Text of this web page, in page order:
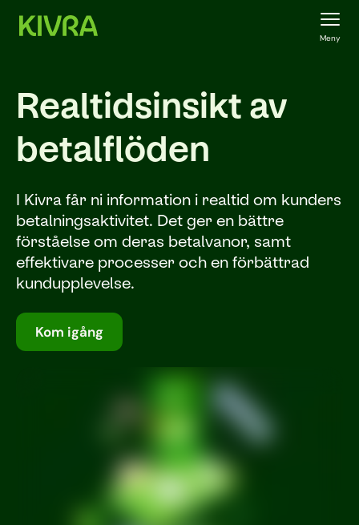
Meny
Realtidsinsikt av
betalflöden
I Kivra får ni information i realtid om kunders
betalningsaktivitet. Det ger en bättre
förståelse om deras betalvanor, samt
effektivare processer och en förbättrad
kundupplevelse.
Kom igång